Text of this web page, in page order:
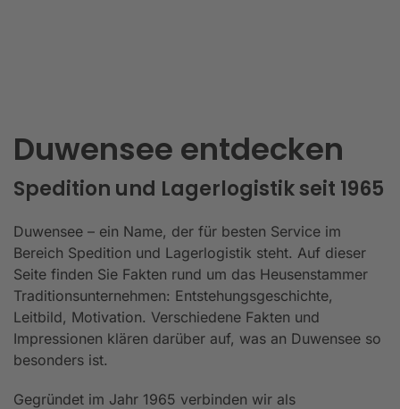
Duwensee entdecken
Spedition und Lagerlogistik seit 1965
Duwensee – ein Name, der für besten Service im
Bereich Spedition und Lagerlogistik steht. Auf dieser
Seite finden Sie Fakten rund um das Heusenstammer
Traditionsunternehmen: Entstehungsgeschichte,
Leitbild, Motivation. Verschiedene Fakten und
Impressionen klären darüber auf, was an Duwensee so
besonders ist.
Gegründet im Jahr 1965 verbinden wir als